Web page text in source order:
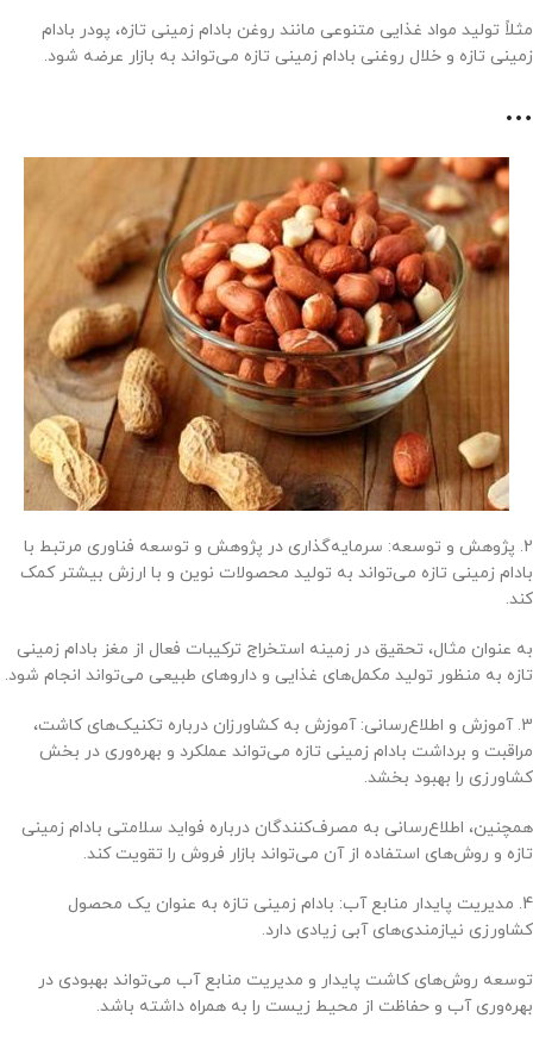
مثلاً تولید مواد غذایی متنوعی مانند روغن بادام زمینی تازه، پودر بادام
زمینی تازه و خلال روغنی بادام زمینی تازه می‌تواند به بازار عرضه شود.
…
2. پژوهش و توسعه: سرمایه‌گذاری در پژوهش و توسعه فناوری مرتبط با
بادام زمینی تازه می‌تواند به تولید محصولات نوین و با ارزش بیشتر کمک
کند.
به عنوان مثال، تحقیق در زمینه استخراج ترکیبات فعال از مغز بادام زمینی
تازه به منظور تولید مکمل‌های غذایی و داروهای طبیعی می‌تواند انجام شود.
3. آموزش و اطلاع‌رسانی: آموزش به کشاورزان درباره تکنیک‌های کاشت،
مراقبت و برداشت بادام زمینی تازه می‌تواند عملکرد و بهره‌وری در بخش
کشاورزی را بهبود بخشد.
همچنین، اطلاع‌رسانی به مصرف‌کنندگان درباره فواید سلامتی بادام زمینی
تازه و روش‌های استفاده از آن می‌تواند بازار فروش را تقویت کند.
4. مدیریت پایدار منابع آب: بادام زمینی تازه به عنوان یک محصول
کشاورزی نیازمندی‌های آبی زیادی دارد.
توسعه روش‌های کاشت پایدار و مدیریت منابع آب می‌تواند بهبودی در
بهره‌وری آب و حفاظت از محیط زیست را به همراه داشته باشد.